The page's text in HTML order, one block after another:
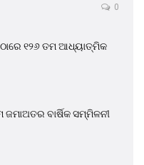
0
୧୨୬ ତମ ଆଧ୍ୟାତ୍ମିକ
ବାର୍ଷିକ ସମ୍ମିଳନୀ